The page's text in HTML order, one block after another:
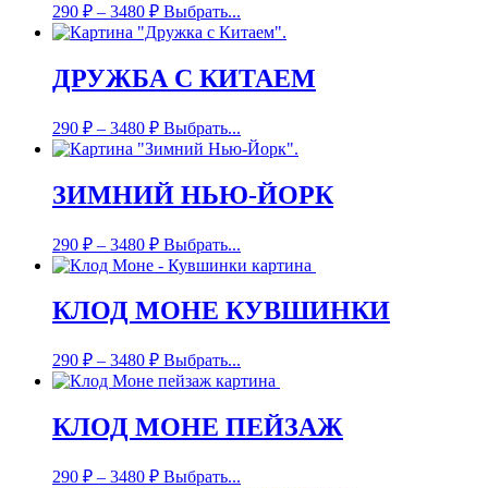
290 ₽ – 3480 ₽ Выбрать...
ДРУЖБА С КИТАЕМ
290 ₽ – 3480 ₽ Выбрать...
ЗИМНИЙ НЬЮ-ЙОРК
290 ₽ – 3480 ₽ Выбрать...
КЛОД МОНЕ КУВШИНКИ
290 ₽ – 3480 ₽ Выбрать...
КЛОД МОНЕ ПЕЙЗАЖ
290 ₽ – 3480 ₽ Выбрать...